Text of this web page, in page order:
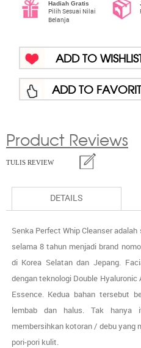
Hadiah Gratis
Pilih Sesuai Nilai
Belanja
ADD TO WISHLIST
ADD TO
Product Reviews
TULIS REVIEW
DETAILS
Senka Perfect Whip Cleanser
selama 8 tahun menjadi brand
di Korea Selatan dan Jepang.
dengan teknologi Double
Essence. Kedua bahan tersebut
lembab dan halus. Tak
membersihkan kotoran / debu yang
pori-pori kulit.